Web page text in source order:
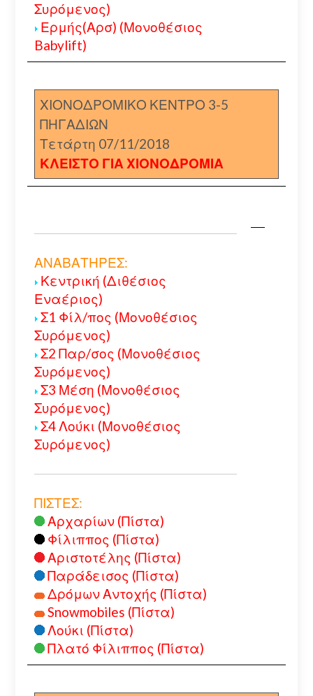
Συρόμενος)
Ερμής(Αρσ) (Μονοθέσιος
Babylift)
ΧΙΟΝΟΔΡΟΜΙΚΟ ΚΕΝΤΡΟ 3-5
ΠΗΓΑΔΙΩΝ
Τετάρτη 07/11/2018
ΚΛΕΙΣΤΟ ΓΙΑ ΧΙΟΝΟΔΡΟΜΙΑ
ΑΝΑΒΑΤΗΡΕΣ:
Κεντρική (Διθέσιος
Εναέριος)
Σ1 Φίλ/πος (Μονοθέσιος
Συρόμενος)
Σ2 Παρ/σος (Μονοθέσιος
Συρόμενος)
Σ3 Μέση (Μονοθέσιος
Συρόμενος)
Σ4 Λούκι (Μονοθέσιος
Συρόμενος)
ΠΙΣΤΕΣ:
Αρχαρίων (Πίστα)
Φίλιππος (Πίστα)
Αριστοτέλης (Πίστα)
Παράδεισος (Πίστα)
Δρόμων Αντοχής (Πίστα)
Snowmobiles (Πίστα)
Λούκι (Πίστα)
Πλατό Φίλιππος (Πίστα)